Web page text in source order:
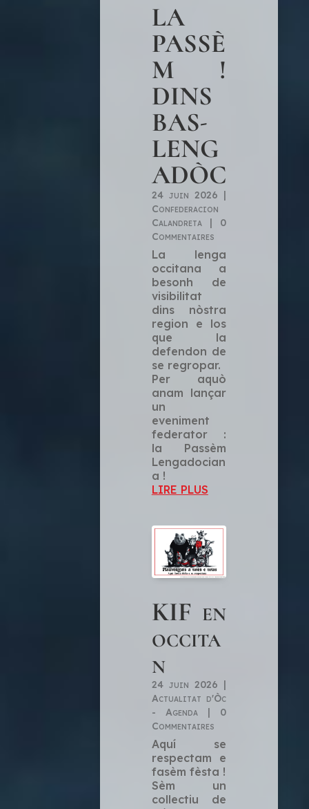
LA
PASSÈ
M !
DINS
BAS-
LENG
ADÒC
24 juin 2026 |
Confederacion
Calandreta| 0
Commentaires
La lenga
occitana a
besonh de
visibilitat
dins nòstra
region e los
que la
defendon de
se regropar.
Per aquò
anam lançar
un
eveniment
federator :
la Passèm
Lengadocian
a !
LIRE PLUS
KIF en
occita
n
24 juin 2026 |
Actualitat d'Òc
- Agenda| 0
Commentaires
Aquí se
respectam e
fasèm fèsta !
Sèm un
collectiu de